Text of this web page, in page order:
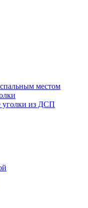
местом
уголки из ДСП